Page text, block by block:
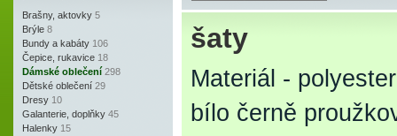
Brašny, aktovky 5
Brýle 8
Bundy a kabáty 106
Čepice, rukavice 18
Dámské oblečení 298
Dětské oblečení 29
Dresy 10
Galanterie, doplňky 45
Halenky 15
šaty
Materiál -
bílo černě